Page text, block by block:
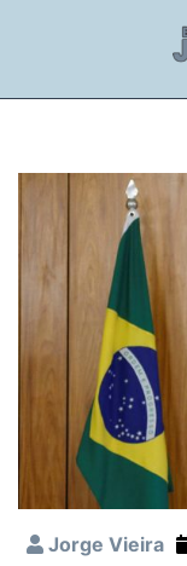
Jorge Vieira